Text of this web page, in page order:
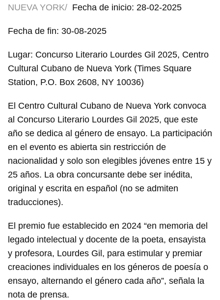
NUEVA YORK/ Fecha de inicio: 28-02-2025
Fecha de fin: 30-08-2025
Lugar: Concurso Literario Lourdes Gil 2025, Centro
Cultural Cubano de Nueva York (Times Square
Station, P.O. Box 2608, NY 10036)
El Centro Cultural Cubano de Nueva York convoca
al Concurso Literario Lourdes Gil 2025, que este
año se dedica al género de ensayo. La participación
en el evento es abierta sin restricción de
nacionalidad y solo son elegibles jóvenes entre 15 y
25 años. La obra concursante debe ser inédita,
original y escrita en español (no se admiten
traducciones).
El premio fue establecido en 2024 “en memoria del
legado intelectual y docente de la poeta, ensayista
y profesora, Lourdes Gil, para estimular y premiar
creaciones individuales en los géneros de poesía o
ensayo, alternando el género cada año”, señala la
nota de prensa.